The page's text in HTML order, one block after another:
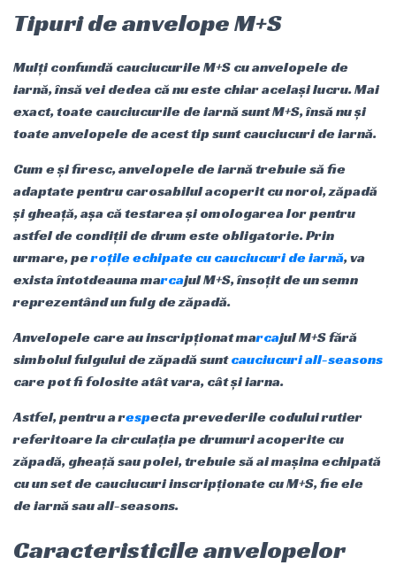
Tipuri de anvelope M+S
Mulți confundă cauciucurile M+S cu anvelopele de
iarnă, însă vei dedea că nu este chiar același lucru. Mai
exact, toate cauciucurile de iarnă sunt M+S, însă nu și
toate anvelopele de acest tip sunt cauciucuri de iarnă.
Cum e și firesc, anvelopele de iarnă trebuie să fie
adaptate pentru carosabilul acoperit cu noroi, zăpadă
și gheață, așa că testarea și omologarea lor pentru
astfel de condiții de drum este obligatorie. Prin
urmare, peroțile echipate cu cauciucuri de iarnă, va
exista întotdeauna marcajul M+S, însoțit de un semn
reprezentând un fulg de zăpadă.
Anvelopele care au inscripționat marcajul M+S fără
simbolul fulgului de zăpadă suntcauciucuri all-seasons
care pot fi folosite atât vara, cât și iarna.
Astfel, pentru a respecta prevederile codului rutier
referitoare la circulația pe drumuri acoperite cu
zăpadă, gheață sau polei, trebuie să ai mașina echipată
cu un set de cauciucuri inscripționate cu M+S, fie ele
de iarnă sau all-seasons.
Caracteristicile anvelopelor